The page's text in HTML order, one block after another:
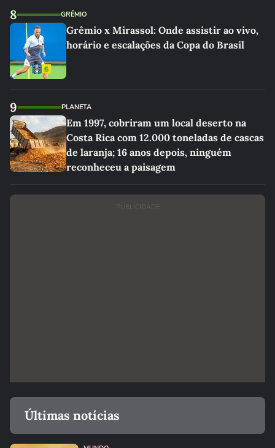
8 GRÊMIO
Grêmio x Mirassol: Onde assistir ao vivo,
horário e escalações da Copa do Brasil
9 PLANETA
Em 1997, cobriram um local deserto na
Costa Rica com 12.000 toneladas de cascas
de laranja; 16 anos depois, ninguém
reconheceu a paisagem
PUBLICIDADE
Últimas notícias